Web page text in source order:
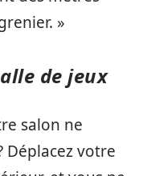
»
de jeux
salon ne
Déplacez votre